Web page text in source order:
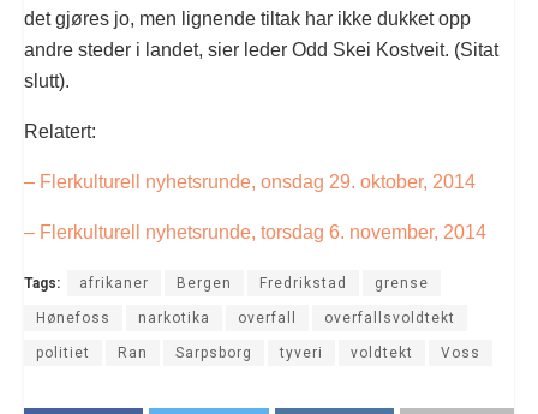
det gjøres jo, men lignende tiltak har ikke dukket opp
andre steder i landet, sier leder Odd Skei Kostveit. (Sitat
slutt).
Relatert:
– Flerkulturell nyhetsrunde, onsdag 29. oktober, 2014
– Flerkulturell nyhetsrunde, torsdag 6. november, 2014
Tags: afrikaner Bergen Fredrikstad grense
Hønefoss narkotika overfall overfallsvoldtekt
politiet Ran Sarpsborg tyveri voldtekt Voss